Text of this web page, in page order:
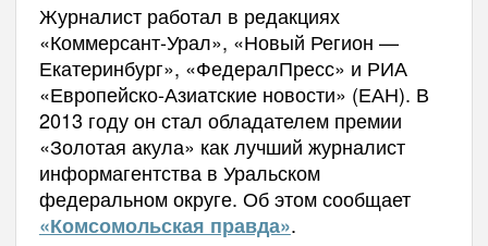
Журналист работал в редакциях
«Коммерсант-Урал», «Новый Регион —
Екатеринбург», «ФедералПресс» и РИА
«Европейско-Азиатские новости» (ЕАН). В
2013 году он стал обладателем премии
«Золотая акула» как лучший журналист
информагентства в Уральском
федеральном округе. Об этом сообщает
«Комсомольская правда».